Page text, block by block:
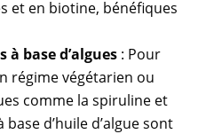
et en biotine, bénéfiques
base d’algues: Pour
régime végétarien ou
comme la spiruline et
d’huile d’algue sont